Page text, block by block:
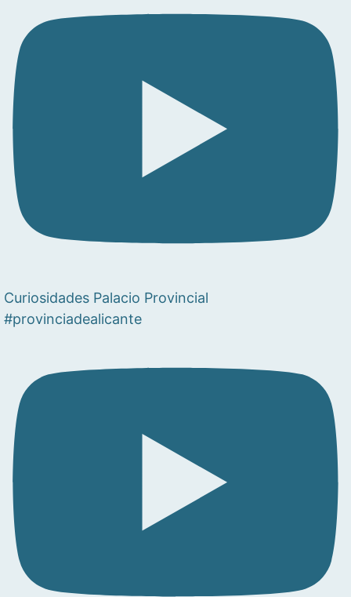
Curiosidades Palacio Provincial
#provinciadealicante